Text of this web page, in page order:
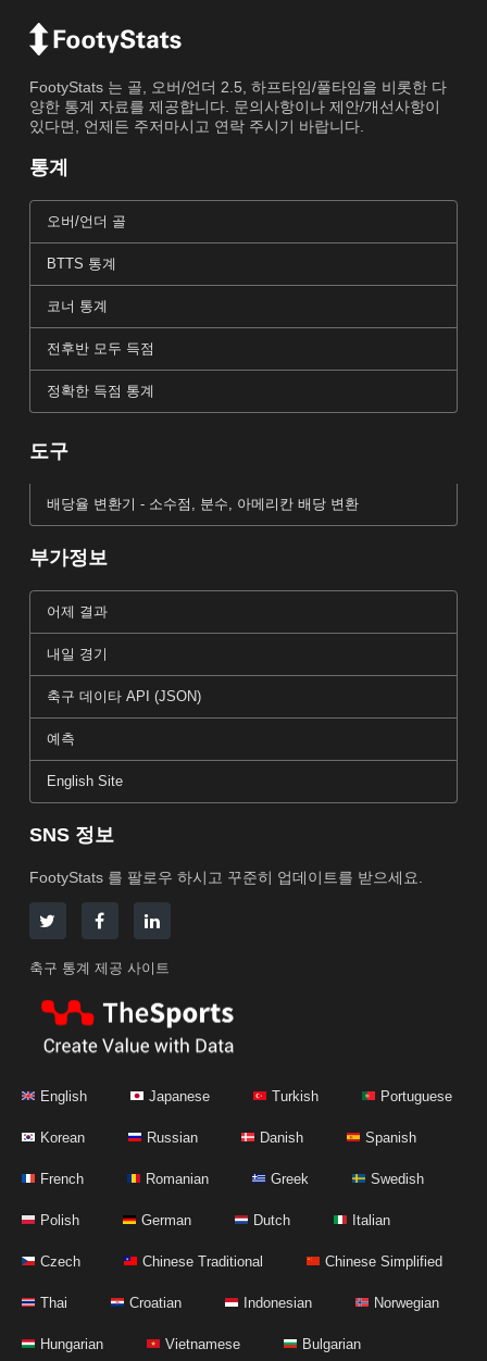
FootyStats 는 골, 오버/언더 2.5, 하프타임/풀타임을 비롯한 다
양한 통계 자료를 제공합니다. 문의사항이나 제안/개선사항이
있다면, 언제든 주저마시고 연락 주시기 바랍니다.
통계
오버/언더 골
BTTS 통계
코너 통계
전후반 모두 득점
정확한 득점 통계
도구
배당율 변환기 - 소수점, 분수, 아메리칸 배당 변환
부가정보
어제 결과
내일 경기
축구 데이타 API (JSON)
예측
English Site
SNS 정보
FootyStats 를 팔로우 하시고 꾸준히 업데이트를 받으세요.
축구 통계 제공 사이트
English Japanese Turkish Portuguese
Korean Russian Danish Spanish
French Romanian Greek Swedish
Polish German Dutch Italian
Czech Chinese Traditional Chinese Simplified
Thai Croatian Indonesian Norwegian
Hungarian Vietnamese Bulgarian